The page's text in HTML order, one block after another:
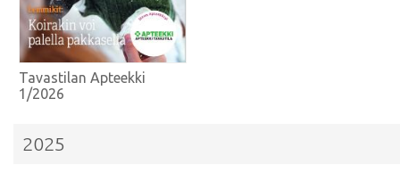
Tavastilan Apteekki
1/2026
2025